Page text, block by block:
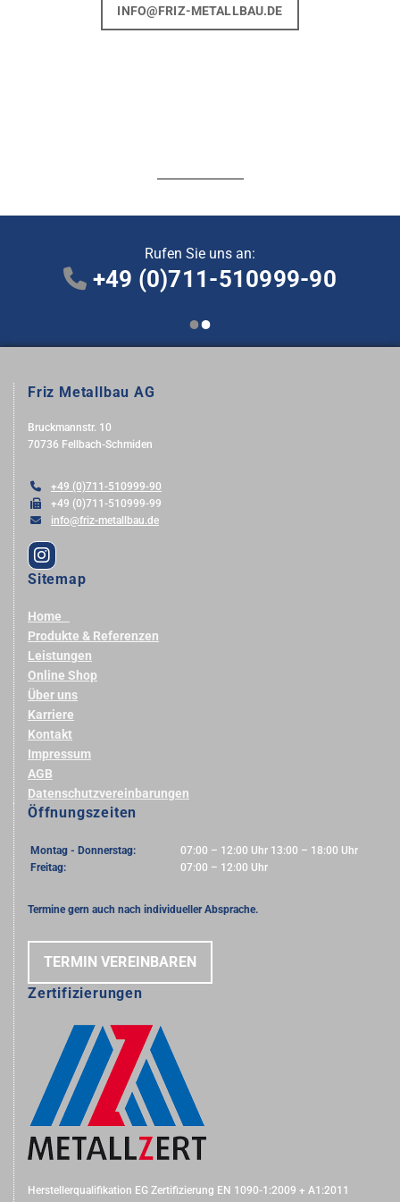
INFO@FRIZ-METALLBAU.DE
Rufen Sie uns an:
 +49 (0)711-510999-90
Friz Metallbau AG
Bruckmannstr. 10
70736 Fellbach-Schmiden
 +49 (0)711-510999-90
 +49 (0)711-510999-99
 info@friz-metallbau.de
Sitemap
Home
Produkte & Referenzen
Leistungen
Online Shop
Über uns
Karriere
Kontakt
Impressum
AGB
Datenschutzvereinbarungen
Öffnungszeiten
Montag - Donnerstag:
07:00 – 12:00 Uhr 13:00 – 18:00 Uhr
Freitag:
07:00 – 12:00 Uhr
Termine gern auch nach individueller Absprache.
TERMIN VEREINBAREN
Zertifizierungen
Herstellerqualifikation EG Zertifizierung EN 1090-1:2009 + A1:2011